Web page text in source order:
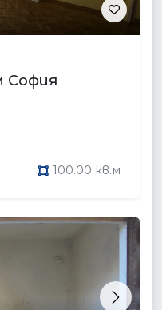
София
100.00 кв.м
Next